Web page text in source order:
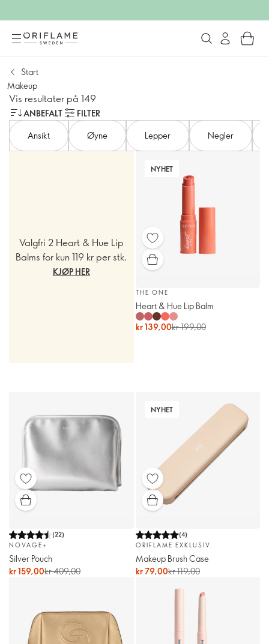
Start
Makeup
Vis resultater på 149
ANBEFALT
FILTER
Ansikt
Øyne Lepper Negler
Valgfri 2 Heart & Hue Lip
Balms for kun 119 kr per stk.
KJØP HER
NYHET
THE ONE
Heart & Hue Lip Balm
kr 139,00kr 199,00
(22)
NOVAGE+
Silver Pouch
kr 159,00kr 409,00
NYHET
(4)
ORIFLAME EXKLUSIV
Makeup Brush Case
kr 79,00kr 119,00